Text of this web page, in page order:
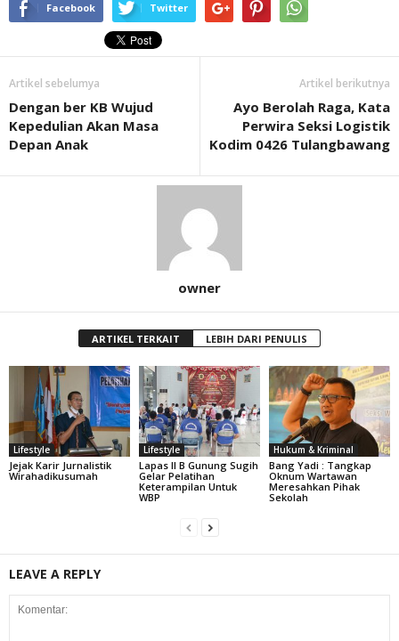
Facebook Twitter
Artikel sebelumya
Dengan ber KB Wujud
Kepedulian Akan Masa
Depan Anak
Artikel berikutnya
Ayo Berolah Raga, Kata
Perwira Seksi Logistik
Kodim 0426 Tulangbawang
owner
ARTIKEL TERKAIT LEBIH DARI PENULIS
Lifestyle
Jejak Karir Jurnalistik
Wirahadikusumah
Lifestyle
Lapas II B Gunung Sugih
Gelar Pelatihan
Keterampilan Untuk
WBP
Hukum & Kriminal
Bang Yadi : Tangkap
Oknum Wartawan
Meresahkan Pihak
Sekolah
LEAVE A REPLY